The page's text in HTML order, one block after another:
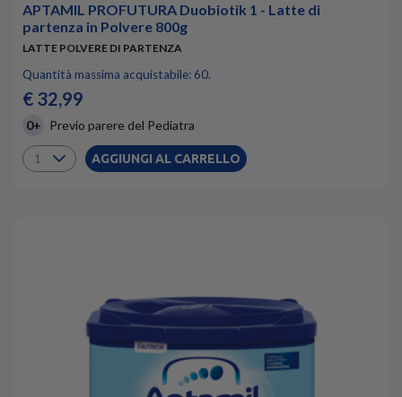
APTAMIL PROFUTURA Duobiotik 1 - Latte di
partenza in Polvere 800g
LATTE POLVERE DI PARTENZA
Quantità massima acquistabile: 60.
€ 32,99
0+ Previo parere del Pediatra
AGGIUNGI AL CARRELLO